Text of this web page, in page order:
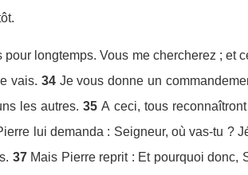
longtemps. Vous me chercherez ; et
vais. 34 Je vous donne un
les autres. 35 A ceci, tous
lui demanda : Seigneur, où vas-tu ?
37 Mais Pierre reprit : Et pourquoi donc,